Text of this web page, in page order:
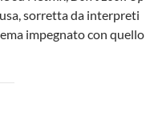
sorretta da interpreti
impegnato con quello
UP” DI ADAM MCKAY